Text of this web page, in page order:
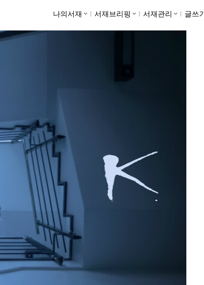
나의서재 ｌ 서재브리핑 ｌ 서재관리 ｌ 글쓰기